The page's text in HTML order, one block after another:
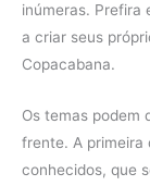
inúmeras. Prefira
a criar seus
Copacabana.
Os temas podem
frente. A primeira
conhecidos, que